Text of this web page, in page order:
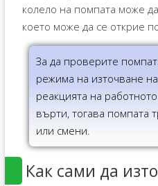
колело на помпата може
което може да се открие
За да проверите
режима на източване
реакцията на
върти, тогава помпата
или смени.
Как сами да